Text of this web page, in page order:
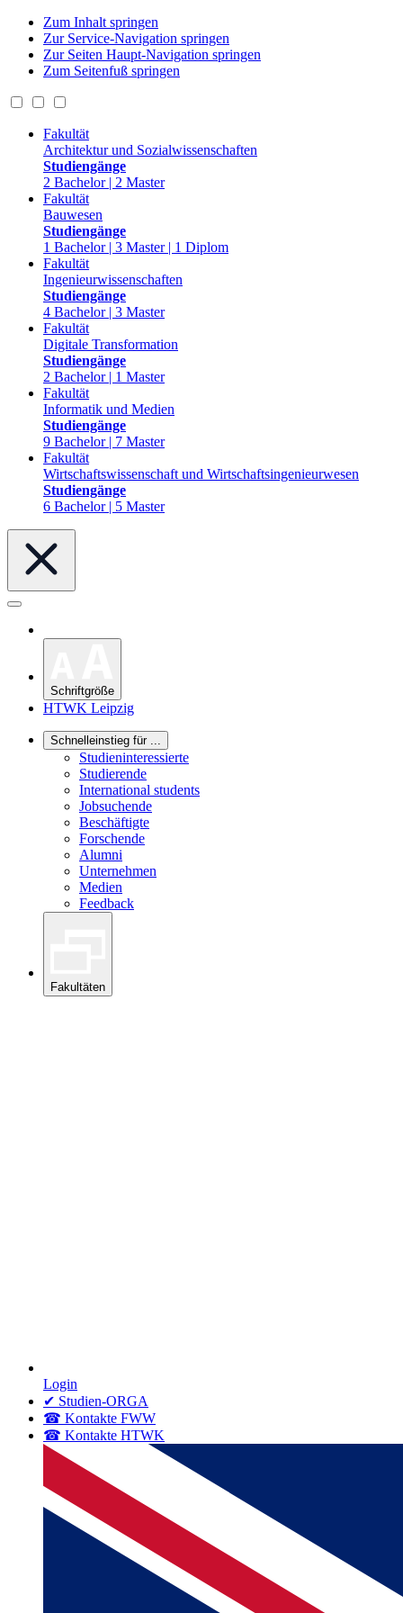
Zum Inhalt springen
Zur Service-Navigation springen
Zur Seiten Haupt-Navigation springen
Zum Seitenfuß springen
Fakultät
Architektur und Sozialwissenschaften
Studiengänge
2 Bachelor | 2 Master
Fakultät
Bauwesen
Studiengänge
1 Bachelor | 3 Master | 1 Diplom
Fakultät
Ingenieurwissenschaften
Studiengänge
4 Bachelor | 3 Master
Fakultät
Digitale Transformation
Studiengänge
2 Bachelor | 1 Master
Fakultät
Informatik und Medien
Studiengänge
9 Bachelor | 7 Master
Fakultät
Wirtschaftswissenschaft und Wirtschaftsingenieurwesen
Studiengänge
6 Bachelor | 5 Master
Schriftgröße
HTWK Leipzig
Schnelleinstieg für ...
Studieninteressierte
Studierende
International students
Jobsuchende
Beschäftigte
Forschende
Alumni
Unternehmen
Medien
Feedback
Fakultäten
Login
✔ Studien-ORGA
☎ Kontakte FWW
☎ Kontakte HTWK